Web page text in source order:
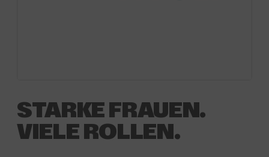
STARKE FRAUEN.
VIELE ROLLEN.